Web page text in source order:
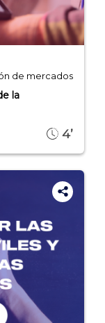
de mercados
la
4’